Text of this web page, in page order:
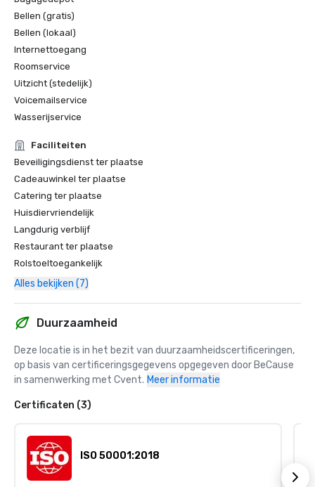
Bellen (gratis)
Bellen (lokaal)
Internettoegang
Roomservice
Uitzicht (stedelijk)
Voicemailservice
Wasserijservice
Faciliteiten
Beveiligingsdienst ter plaatse
Cadeauwinkel ter plaatse
Catering ter plaatse
Huisdiervriendelijk
Langdurig verblijf
Restaurant ter plaatse
Rolstoeltoegankelijk
Alles bekijken (7)
Duurzaamheid
Deze locatie is in het bezit van duurzaamheidscertificeringen,
op basis van certificeringsgegevens opgegeven door BeCause
in samenwerking met Cvent. Meer informatie
Certificaten (3)
ISO 50001:2018